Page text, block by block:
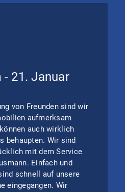
- 21. Januar
von Freunden sind wir
aufmerksam
auch wirklich
behaupten. Wir sind
mit dem Service
Einfach und
schnell auf unsere
eingegangen. Wir